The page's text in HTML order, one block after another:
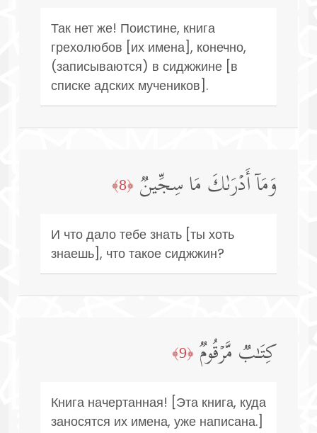
Так нет же! Поистине, книга
грехолюбов [их имена], конечно,
(записываются) в сиджжине [в
списке адских мучеников].
وَمَاۤ أَدۡرَىٰكَ مَا سِجِّینࣱ ﴿8﴾
И что дало тебе знать [ты хоть
знаешь], что такое сиджжин?
كِتَـٰبࣱ مَّرۡقُومࣱ ﴿9﴾
Книга начертанная! [Эта книга, куда
заносятся их имена, уже написана.]